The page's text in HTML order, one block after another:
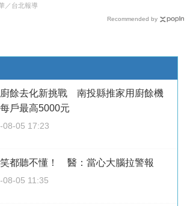
／台北報導
Recommended by
餘去化新挑戰 南投縣推家用廚餘機
戶最高5000元
08-05 17:23
都聽不懂！ 醫：當心大腦拉警報
08-05 11:35